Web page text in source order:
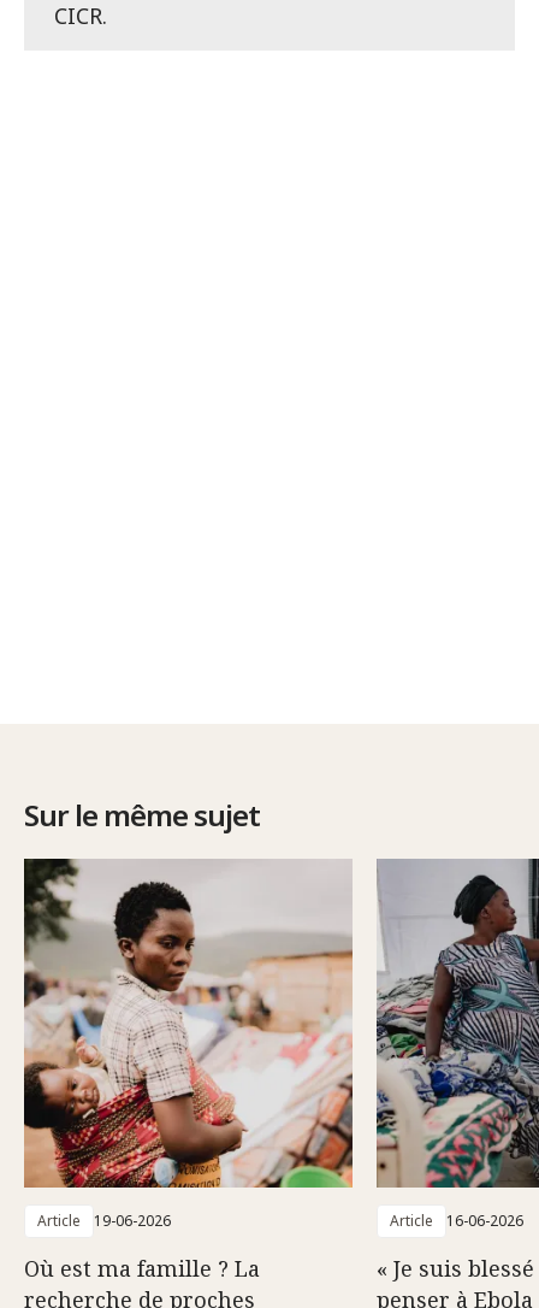
CICR.
Sur le même sujet
Article 19-06-2026
Où est ma famille ? La
recherche de proches
Article 16-06-2026
« Je suis
penser à